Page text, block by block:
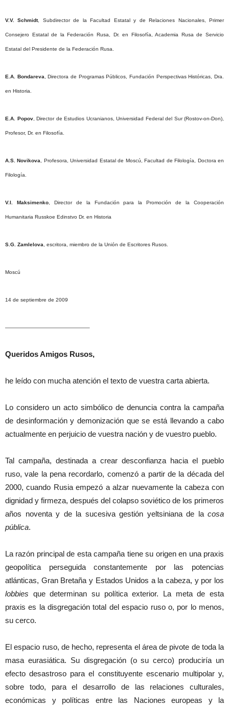
V.V. Schmidt, Subdirector de la Facultad Estatal y de Relaciones Nacionales, Primer
Consejero Estatal de la Federación Rusa, Dr. en Filosofía, Academia Rusa de Servicio
Estatal del Presidente de la Federación Rusa.
E.A. Bondareva , Directora de Programas Públicos, Fundación Perspectivas Históricas, Dra.
en Historia.
E.A. Popov, Director de Estudios Ucranianos, Universidad Federal del Sur (Rostov-on-Don),
Profesor, Dr. en Filosofía.
A.S. Novikova , Profesora, Universidad Estatal de Moscú, Facultad de Filología, Doctora en
Filología.
V.I. Maksimenko, Director de la Fundación para la Promoción de la Cooperación
Humanitaria Russkoe Edinstvo Dr. en Historia
S.G. Zamlelova , escritora, miembro de la Unión de Escritores Rusos.
Moscú
14 de septiembre de 2009
————————————————–
Queridos Amigos Rusos,
he leído con mucha atención el texto de vuestra carta abierta.
Lo considero un acto simbólico de denuncia contra la campaña
de desinformación y demonización que se está llevando a cabo
actualmente en perjuicio de vuestra nación y de vuestro pueblo.
Tal campaña, destinada a crear desconfianza hacia el pueblo
ruso, vale la pena recordarlo, comenzó a partir de la década del
2000, cuando Rusia empezó a alzar nuevamente la cabeza con
dignidad y firmeza, después del colapso soviético de los primeros
años noventa y de la sucesiva gestión yeltsiniana de la cosa
pública.
La razón principal de esta campaña tiene su origen en una praxis
geopolítica perseguida constantemente por las potencias
atlánticas, Gran Bretaña y Estados Unidos a la cabeza, y por los
lobbies que determinan su política exterior. La meta de esta
praxis es la disgregación total del espacio ruso o, por lo menos,
su cerco.
El espacio ruso, de hecho, representa el área de pivote de toda la
masa eurasiática. Su disgregación (o su cerco) produciría un
efecto desastroso para el constituyente escenario multipolar y,
sobre todo, para el desarrollo de las relaciones culturales,
económicas y políticas entre las Naciones europeas y la